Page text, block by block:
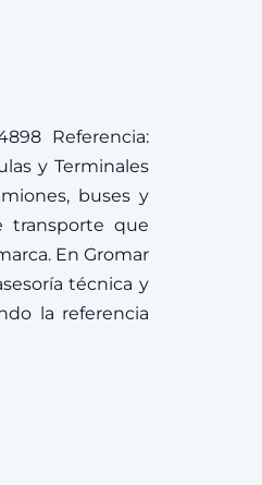
Referencia:
y Terminales
buses y
transporte que
En Gromar
técnica y
la referencia